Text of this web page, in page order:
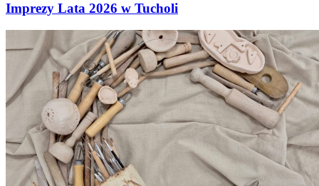
Imprezy Lata 2026 w Tucholi